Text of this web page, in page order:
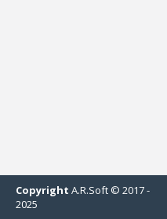
Copyright A.R.Soft © 2017 -
2025